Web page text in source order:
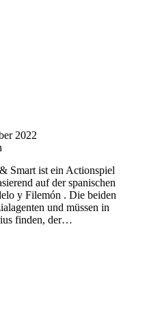
2022
Smart ist ein Actionspiel
auf der spanischen
y Filemón . Die beiden
und müssen in
finden, der…